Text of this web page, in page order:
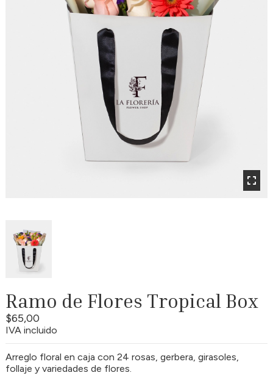
Ramo de Flores Tropical Box
$65,00
IVA incluido
Arreglo floral en caja con 24 rosas, gerbera, girasoles,
follaje y variedades de flores.